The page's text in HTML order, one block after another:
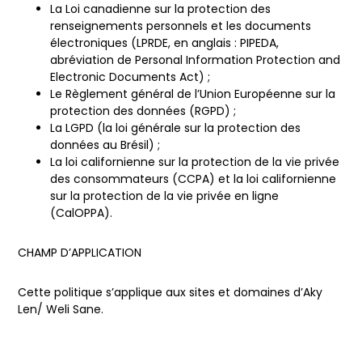
La Loi canadienne sur la protection des
renseignements personnels et les documents
électroniques (LPRDE, en anglais : PIPEDA,
abréviation de Personal Information Protection and
Electronic Documents Act) ;
Le Règlement général de l’Union Européenne sur la
protection des données (RGPD) ;
La LGPD (la loi générale sur la protection des
données au Brésil) ;
La loi californienne sur la protection de la vie privée
des consommateurs (CCPA) et la loi californienne
sur la protection de la vie privée en ligne
(CalOPPA).
CHAMP D’APPLICATION
Cette politique s’applique aux sites et domaines d’Aky
Len/ Weli Sane.